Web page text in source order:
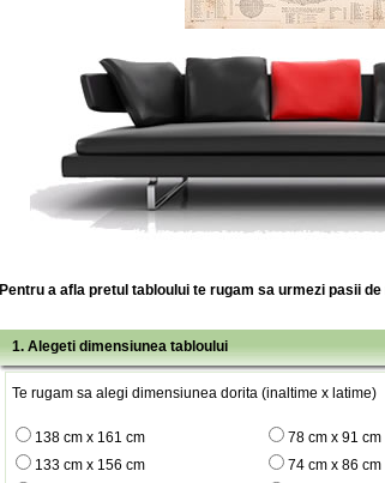
Pentru a afla pretul tabloului te rugam sa urmezi pasii de
1. Alegeti dimensiunea tabloului
Te rugam sa alegi dimensiunea dorita (inaltime x latime)
138 cm x 161 cm
78 cm x 91 cm
133 cm x 156 cm
74 cm x 86 cm